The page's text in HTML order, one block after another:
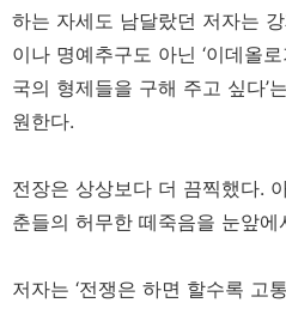
하는 자세도 남달랐던 저자는
이나 명예추구도 아닌 ‘이데올
국의 형제들을 구해 주고 싶다’
원한다.
전장은 상상보다 더 끔찍했다.
춘들의 허무한 떼죽음을 눈앞
저자는 ‘전쟁은 하면 할수록 고